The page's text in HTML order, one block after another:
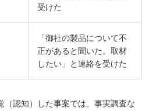
受けた
「御社の製品について不
正があると聞いた。取材
したい」と連絡を受けた
（認知）した事案では、事実調査な